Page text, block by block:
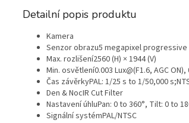
Detailní popis produktu
Kamera
Senzor obrazu5 megapixel progressive
Max. rozlišení2560 (H) × 1944 (V)
Min. osvětlení0.003 Lux@(F1.6, AGC
Čas závěrkyPAL: 1/25 s to 1/50,000
Den & NocIR Cut Filter
Nastavení úhluPan: 0 to 360°, Tilt: 0 to
Signální systémPAL/NTSC